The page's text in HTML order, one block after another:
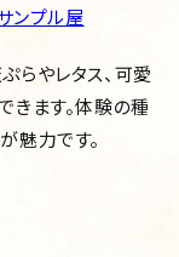
ンプル屋
らやレタス、可愛
きます。体験の種
魅力です。